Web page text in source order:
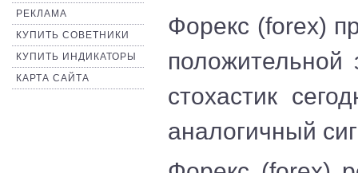
РЕКЛАМА
КУПИТЬ СОВЕТНИКИ
КУПИТЬ ИНДИКАТОРЫ
КАРТА САЙТА
Форекс (forex)
положительной
стохастик
аналогичный